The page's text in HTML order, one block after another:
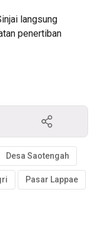
langsung
penertiban
Desa Saotengah
Pasar Lappae